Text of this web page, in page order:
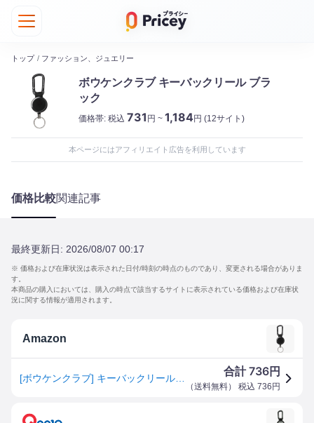
トップ / ファッション、ジュエリー
ボウケンクラブ キーバックリール ブラ
ック
価格帯: 税込 731 円 ~ 1,184円 (12サイト)
本ページにはアフィリエイト広告を利用しています
価格比較関連記事
最終更新日: 2026/08/07 00:17
※ 価格および在庫状況は表示された日付/時刻の時点のものであり、変更される場合がありま
す。
本商品の購入においては、購入の時点で該当するサイトに表示されている価格および在庫状
況に関する情報が適用されます。
Amazon
合計736円
（送料無料） 税込 736 円